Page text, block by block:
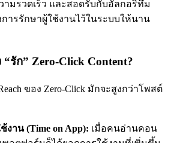
มรวดเร็ว และสอดรับกับอัลกอริทึม
ารรักษาผู้ใช้งานไว้ในระบบให้นาน
รัก” Zero-Click Content?
ของ Zero-Click มักจะสูงกว่าโพสต์
งาน (Time on App): เมื่อคนอ่านคอน